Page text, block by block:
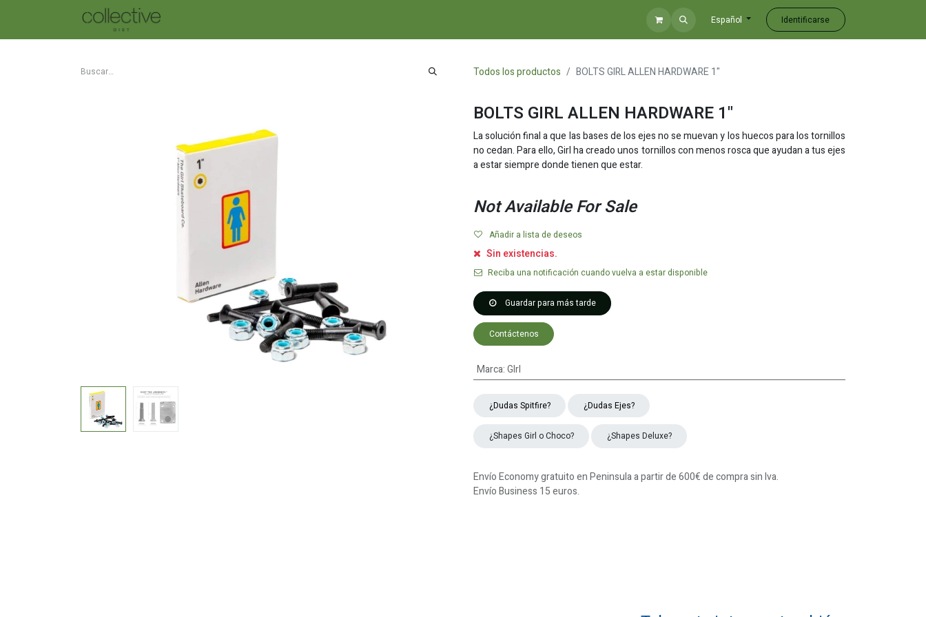
Español Identificarse
Todos los productos BOLTS GIRL ALLEN HARDWARE 1"
BOLTS GIRL ALLEN HARDWARE 1"
La solución final a que las bases de los ejes no se muevan y los huecos para los tornillos
no cedan. Para ello, Girl ha creado unos tornillos con menos rosca que ayudan a tus ejes
a estar siempre donde tienen que estar.
Not Available For Sale
Añadir a lista de deseos
Sin existencias.
Reciba una notificación cuando vuelva a estar disponible
Guardar para más tarde
Contáctenos
Marca:GIrl
¿Dudas ​​​​Spitfire? ¿Dudas Ejes?
¿Shapes Girl o Choco? ¿Shapes Deluxe?
Envío Economy gratuito en Peninsula a partir de 600€ de compra sin Iva.
Envío Business 15 euros.